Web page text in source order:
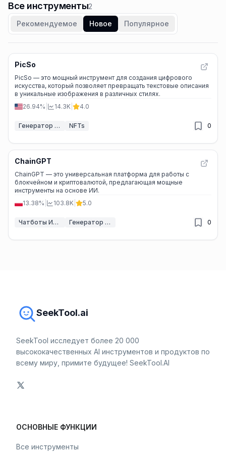
Все инструменты2
Рекомендуемое
Новое Популярное
PicSo
PicSo — это мощный инструмент для создания цифрового
искусства, который позволяет превращать текстовые описания
в уникальные изображения в различных стилях.
26.94%
14.3K 4.0
Генератор ИИ-искусства NFTs 0
ChainGPT
ChainGPT — это универсальная платформа для работы с
блокчейном и криптовалютой, предлагающая мощные
инструменты на основе ИИ.
13.38%
103.8K 5.0
Чатботы ИИ & LLM Генератор договоров ИИ 0
SeekTool.ai
SeekTool исследует более 20 000
высококачественных AI инструментов и продуктов по
всему миру, примите будущее! SeekTool.AI
ОСНОВНЫЕ ФУНКЦИИ
Все инструменты